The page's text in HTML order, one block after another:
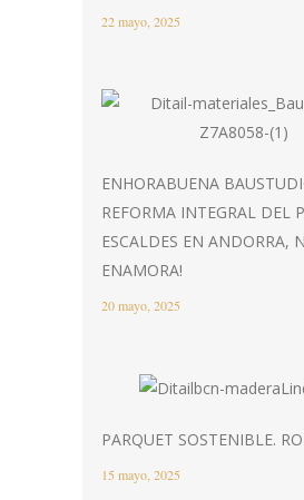
22 mayo, 2025
ENHORABUENA
REFORMA INTEGRAL DEL
ESCALDES EN ANDORRA,
ENAMORA!
20 mayo, 2025
PARQUET SOSTENIBLE.
15 mayo, 2025